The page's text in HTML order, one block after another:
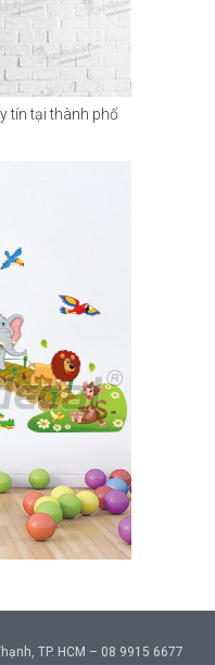
tín tại thành phố
TP. HCM – 08 9915 6677